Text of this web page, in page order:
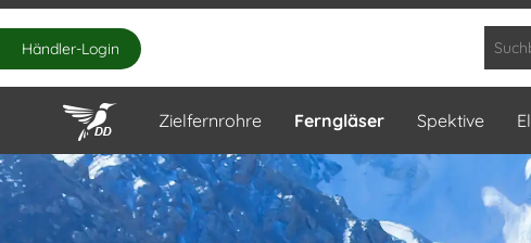
Händler-Login
Zielfernrohre Ferngläser Spektive